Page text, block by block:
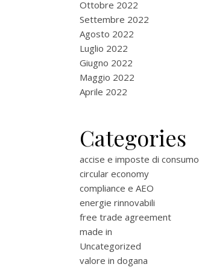
Ottobre 2022
Settembre 2022
Agosto 2022
Luglio 2022
Giugno 2022
Maggio 2022
Aprile 2022
Categories
accise e imposte di consumo
circular economy
compliance e AEO
energie rinnovabili
free trade agreement
made in
Uncategorized
valore in dogana